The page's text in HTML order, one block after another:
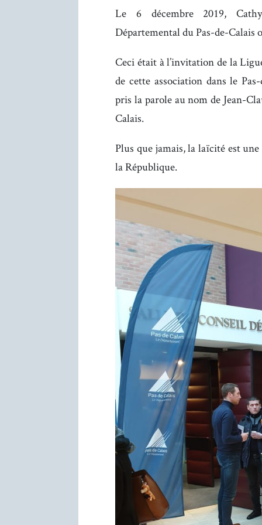
Le 6 décembre 2019,
Départemental du Pas-de-
Ceci était à l’invitation de la
de cette association dans le
pris la parole au nom de Jean-
Calais.
Plus que jamais, la laïcité est
la République.